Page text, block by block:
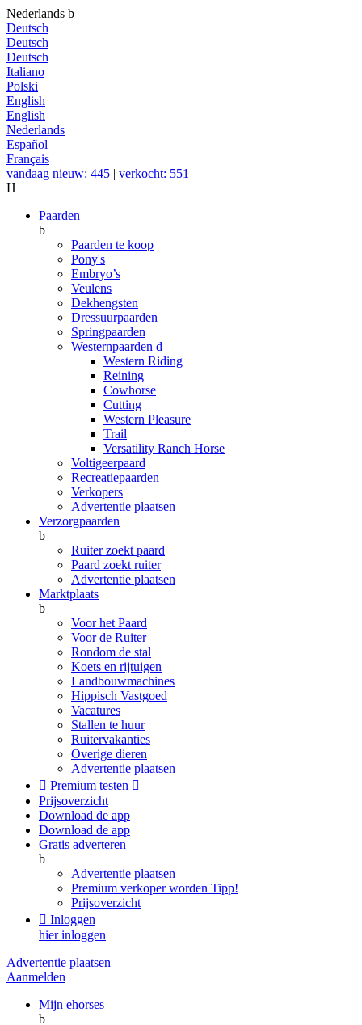
Nederlands b
Deutsch
Deutsch
Deutsch
Italiano
Polski
English
English
Nederlands
Español
Français
vandaag nieuw: 445 | verkocht: 551
H
Paarden
b
Paarden te koop
Pony's
Embryo’s
Veulens
Dekhengsten
Dressuurpaarden
Springpaarden
Westernpaarden d
Western Riding
Reining
Cowhorse
Cutting
Western Pleasure
Trail
Versatility Ranch Horse
Voltigeerpaard
Recreatiepaarden
Verkopers
Advertentie plaatsen
Verzorgpaarden
b
Ruiter zoekt paard
Paard zoekt ruiter
Advertentie plaatsen
Marktplaats
b
Voor het Paard
Voor de Ruiter
Rondom de stal
Koets en rijtuigen
Landbouwmachines
Hippisch Vastgoed
Vacatures
Stallen te huur
Ruitervakanties
Overige dieren
Advertentie plaatsen
 Premium testen 
Prijsoverzicht
Download de app
Download de app
Gratis adverteren
b
Advertentie plaatsen
Premium verkoper worden Tipp!
Prijsoverzicht
 Inloggen
hier inloggen
Advertentie plaatsen
Aanmelden
Mijn ehorses
b